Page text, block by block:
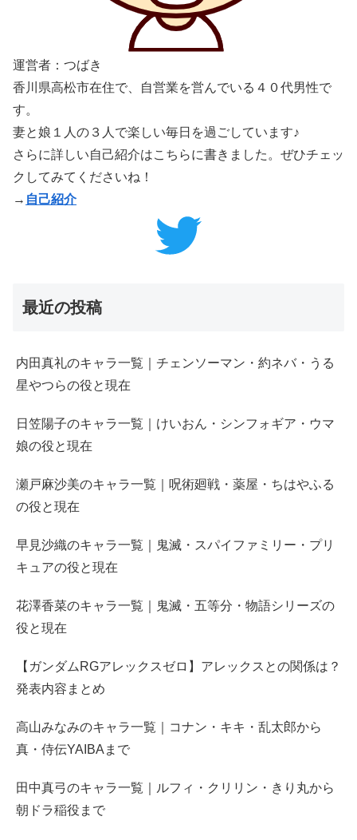
運営者：つばき
香川県高松市在住で、自営業を営んでいる４０代男性で
す。
妻と娘１人の３人で楽しい毎日を過ごしています♪
さらに詳しい自己紹介はこちらに書きました。ぜひチェッ
クしてみてくださいね！
→ 自己紹介
最近の投稿
内田真礼のキャラ一覧｜チェンソーマン・約ネバ・うる
星やつらの役と現在
日笠陽子のキャラ一覧｜けいおん・シンフォギア・ウマ
娘の役と現在
瀬戸麻沙美のキャラ一覧｜呪術廻戦・薬屋・ちはやふる
の役と現在
早見沙織のキャラ一覧｜鬼滅・スパイファミリー・プリ
キュアの役と現在
花澤香菜のキャラ一覧｜鬼滅・五等分・物語シリーズの
役と現在
【ガンダムRGアレックスゼロ】アレックスとの関係は？
発表内容まとめ
高山みなみのキャラ一覧｜コナン・キキ・乱太郎から
真・侍伝YAIBAまで
田中真弓のキャラ一覧｜ルフィ・クリリン・きり丸から
朝ドラ稲役まで